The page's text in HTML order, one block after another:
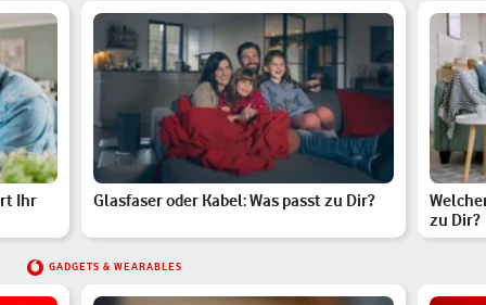
Ihr Glasfaser oder Kabel: Was passt zu Dir?
zu Dir?
GADGETS & WEARABLES